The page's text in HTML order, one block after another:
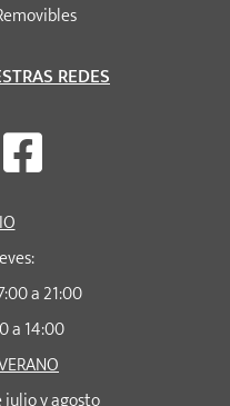
REDES
a 21:00
a 14:00